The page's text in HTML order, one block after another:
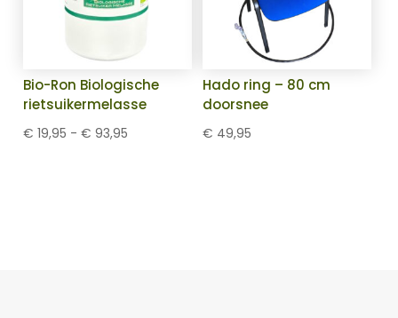
Bio-Ron Biologische
rietsuikermelasse
€ 19,95 - € 93,95
Hado ring – 80 cm
doorsnee
€ 49,95